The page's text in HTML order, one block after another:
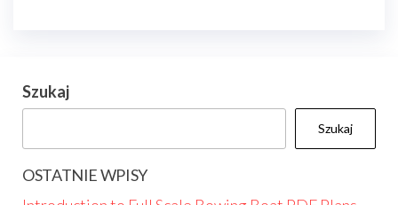
Szukaj
Szukaj
OSTATNIE WPISY